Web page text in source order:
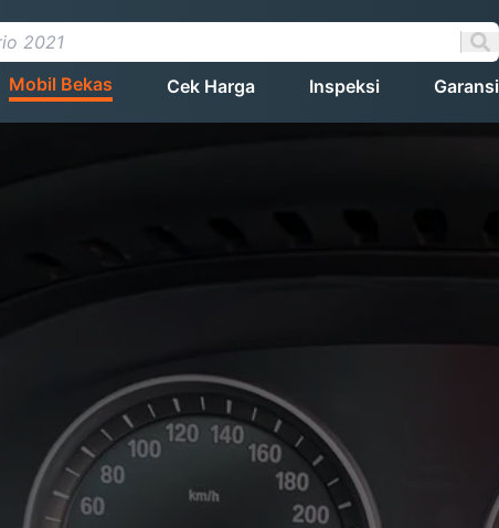
Mobil Bekas Cek Harga Inspeksi Garansi